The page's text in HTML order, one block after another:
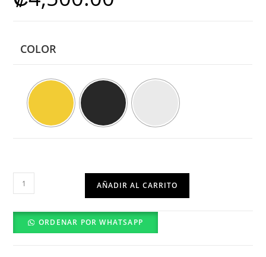
COLOR
Llavero
de
Placa
Militar
AÑADIR AL CARRITO
ORDENAR POR WHATSAPP